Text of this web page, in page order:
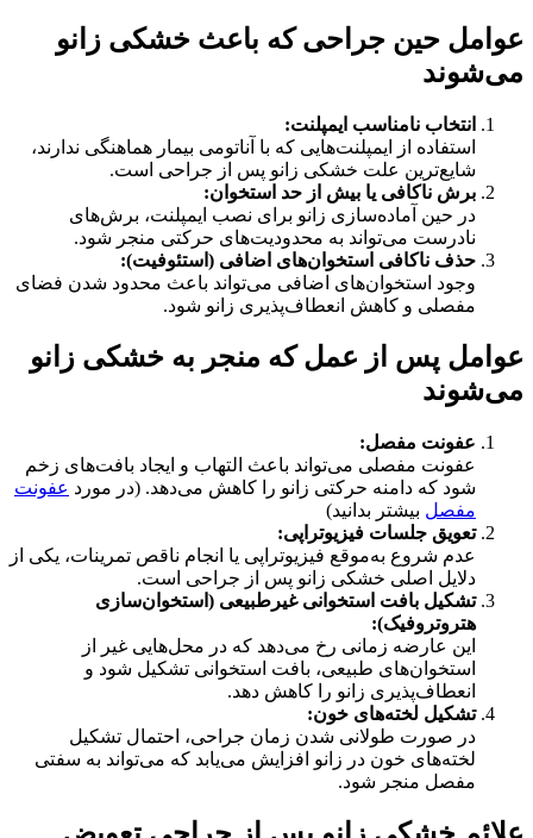
عوامل حین جراحی که باعث خشکی زانو
می‌شوند
انتخاب نامناسب ایمپلنت:
استفاده از ایمپلنت‌هایی که با آناتومی بیمار هماهنگی ندارند،
شایع‌ترین علت خشکی زانو پس از جراحی است.
برش ناکافی یا بیش از حد استخوان:
در حین آماده‌سازی زانو برای نصب ایمپلنت، برش‌های
نادرست می‌تواند به محدودیت‌های حرکتی منجر شود.
حذف ناکافی استخوان‌های اضافی ( استئوفیت):
وجود استخوان‌های اضافی می‌تواند باعث محدود شدن فضای
مفصلی و کاهش انعطاف‌پذیری زانو شود.
عوامل پس از عمل که منجر به خشکی زانو
می‌شوند
عفونت مفصل:
عفونت مفصلی می‌تواند باعث التهاب و ایجاد بافت‌های زخم
شود که دامنه حرکتی زانو را کاهش می‌دهد. (در مورد عفونت
مفصل بیشتر بدانید)
تعویق جلسات فیزیوتراپی:
عدم شروع به‌موقع فیزیوتراپی یا انجام ناقص تمرینات، یکی از
دلایل اصلی خشکی زانو پس از جراحی است.
تشکیل بافت استخوانی غیرطبیعی ( استخوان‌سازی
هتروتروفیک):
این عارضه زمانی رخ می‌دهد که در محل‌هایی غیر از
استخوان‌های طبیعی، بافت استخوانی تشکیل شود و
انعطاف‌پذیری زانو را کاهش دهد.
تشکیل لخته‌های خون:
در صورت طولانی شدن زمان جراحی، احتمال تشکیل
لخته‌های خون در زانو افزایش می‌یابد که می‌تواند به سفتی
مفصل منجر شود.